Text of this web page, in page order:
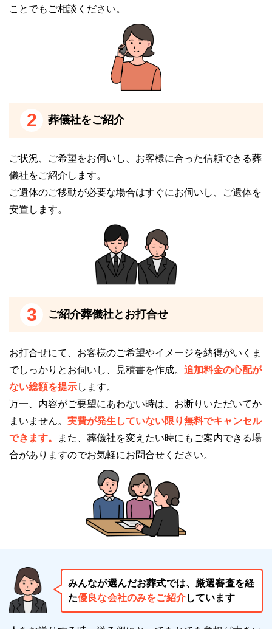
があり、1日1組の貸切型のため、家族葬に最も適した
家族葬は、大人数で執り行われる一般葬とは違い、少
執り行われます。
で故人とのお別れの時間をゆっくり過ごすことができ
ます。
ウィズホール新宮は、家族水いらずでゆっくり故人を
お見送りしたい方や、費用を抑えてコンパクトな葬儀
にしたい方におすすめです。
仮眠ができる葬儀場を探している方
あります。
とができます。
充実したベッドルームや貸布団が用意されているた
め、通夜式の後に仮眠のために自宅に戻る必要がない
のが特長です。
ウィズホール新宮のご利用時の注意点
ウィズホール新宮のご利用時の注意点をご紹介しま
無料でご相談を承ります。
電話番号「
0120-24-1234」にお電話をお願いしま
ことでもご相談ください。
2 葬儀社をご紹介
ご状況、ご希望をお伺いし、お客様に合った信頼できる葬
儀社をご紹介します。
ご遺体のご移動が必要な場合はすぐにお伺いし、ご遺体を
安置します。
3 ご紹介葬儀社とお打合せ
お打合せにて、お客様のご希望やイメージを納得がいくま
でしっかりとお伺いし、見積書を作成。 追加料金の心配が
ない総額を提示します。
万一、内容がご要望にあわない時は、お断りいただいてか
まいません。 実費が発生していない限り無料でキャンセル
できます。
また、葬儀社を変えたい時にもご案内できる場
合がありますのでお気軽にお問合せください。
みんなが選んだお葬式では、厳選審査を経
た優良な会社のみをご紹介しています